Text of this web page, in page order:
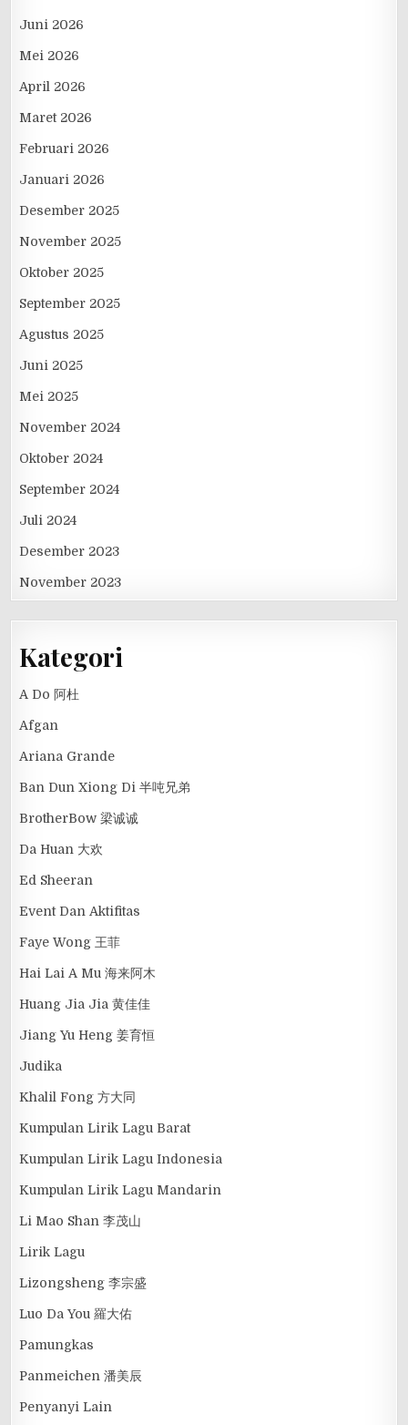
Juni 2026
Mei 2026
April 2026
Maret 2026
Februari 2026
Januari 2026
Desember 2025
November 2025
Oktober 2025
September 2025
Agustus 2025
Juni 2025
Mei 2025
November 2024
Oktober 2024
September 2024
Juli 2024
Desember 2023
November 2023
Kategori
A Do 阿杜
Afgan
Ariana Grande
Ban Dun Xiong Di 半吨兄弟
BrotherBow 梁诚诚
Da Huan 大欢
Ed Sheeran
Event Dan Aktifitas
Faye Wong 王菲
Hai Lai A Mu 海来阿木
Huang Jia Jia 黄佳佳
Jiang Yu Heng 姜育恒
Judika
Khalil Fong 方大同
Kumpulan Lirik Lagu Barat
Kumpulan Lirik Lagu Indonesia
Kumpulan Lirik Lagu Mandarin
Li Mao Shan 李茂山
Lirik Lagu
Lizongsheng 李宗盛
Luo Da You 羅大佑
Pamungkas
Panmeichen 潘美辰
Penyanyi Lain